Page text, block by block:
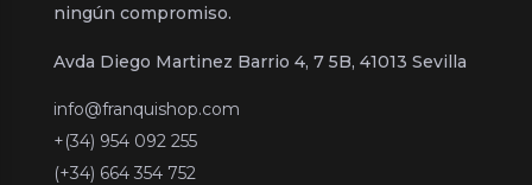
ningún compromiso.
Avda Diego Martinez Barrio 4, 7 5B, 41013 Sevilla
info@franquishop.com
+(34) 954 092 255
(+34) 664 354 752